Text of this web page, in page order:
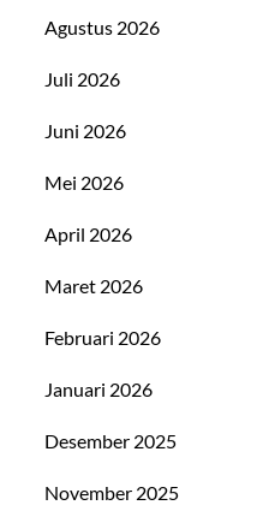
Agustus 2026
Juli 2026
Juni 2026
Mei 2026
April 2026
Maret 2026
Februari 2026
Januari 2026
Desember 2025
November 2025